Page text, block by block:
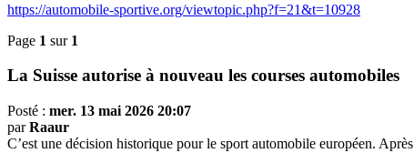
https://automobile-sportive.org/viewtopic.php?f=21&t=10928
Page 1 sur 1
La Suisse autorise à nouveau les courses automobiles
Posté : mer. 13 mai 2026 20:07
parRaaur
C’est une décision historique pour le sport automobile européen.